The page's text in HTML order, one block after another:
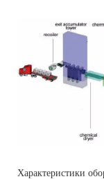
Характеристики